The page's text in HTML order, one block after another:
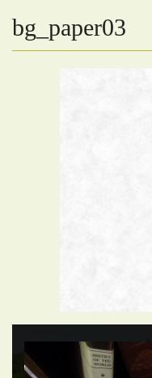
bg_paper03